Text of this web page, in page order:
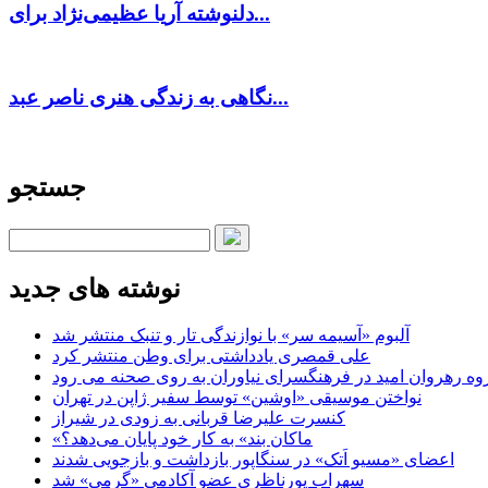
دلنوشته آریا عظیمی‌نژاد برای...
نگاهی به زندگی هنری ناصر عبد...
جستجو
نوشته های جدید
آلبوم «آسیمه سر» با نوازندگی تار و تنبک منتشر شد
علی قمصری یادداشتی برای وطن منتشر کرد
رهروان امید در فرهنگسرای نیاوران به روی صحنه می رود
نواختن موسیقی «اوشین» توسط سفیر ژاپن در تهران
کنسرت علیرضا قربانی به زودی در شیراز
«ماکان بند» به کار خود پایان می‌دهد؟
اعضای «مسیو اَتک» در سنگاپور بازداشت و بازجویی شدند
سهراب پورناظری عضو آکادمی «گرمی» شد